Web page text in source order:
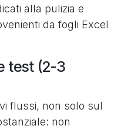
alla pulizia e
da fogli Excel
test (2-3
flussi, non solo sul
non